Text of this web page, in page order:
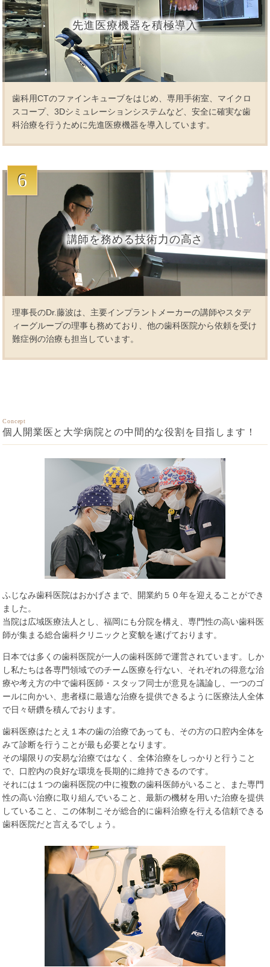
先進医療機器を積極導入
歯科用CTのファインキューブをはじめ、専用手術室、マイクロ
スコープ、3Dシミュレーションシステムなど、安全に確実な歯
科治療を行うために先進医療機器を導入しています。
6
講師を務める技術力の高さ
理事長のDr.藤波は、主要インプラントメーカーの講師やスタデ
ィーグループの理事も務めており、他の歯科医院から依頼を受け
難症例の治療も担当しています。
Concept
個人開業医と大学病院との中間的な役割を目指します！
ふじなみ歯科医院はおかげさまで、開業約５０年を迎えることができ
ました。
当院は広域医療法人とし、福岡にも分院を構え、専門性の高い歯科医
師が集まる総合歯科クリニックと変貌を遂げております。
日本では多くの歯科医院が一人の歯科医師で運営されています。しか
し私たちは各専門領域でのチーム医療を行ない、それぞれの得意な治
療や考え方の中で歯科医師・スタッフ同士が意見を議論し、一つのゴ
ールに向かい、患者様に最適な治療を提供できるように医療法人全体
で日々研鑽を積んでおります。
歯科医療はたとえ１本の歯の治療であっても、その方の口腔内全体を
みて診断を行うことが最も必要となります。
その場限りの安易な治療ではなく、全体治療をしっかりと行うこと
で、口腔内の良好な環境を長期的に維持できるのです。
それには１つの歯科医院の中に複数の歯科医師がいること、また専門
性の高い治療に取り組んでいること、最新の機材を用いた治療を提供
していること、この体制こそが総合的に歯科治療を行える信頼できる
歯科医院だと言えるでしょう。